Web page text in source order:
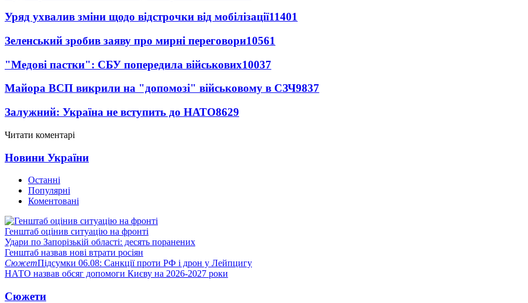
Уряд ухвалив зміни щодо відстрочки від мобілізації11401
Зеленський зробив заяву про мирні переговори10561
"Медові пастки": СБУ попередила військових10037
Майора ВСП викрили на "допомозі" військовому в СЗЧ9837
Залужний: Україна не вступить до НАТО8629
Читати коментарі
Новини України
Останні
Популярні
Коментовані
Генштаб оцінив ситуацію на фронті
Удари по Запорізькій області: десять поранених
Генштаб назвав нові втрати росіян
СюжетПідсумки 06.08: Санкції проти РФ і дрон у Лейпцигу
НАТО назвав обсяг допомоги Києву на 2026-2027 роки
Сюжети